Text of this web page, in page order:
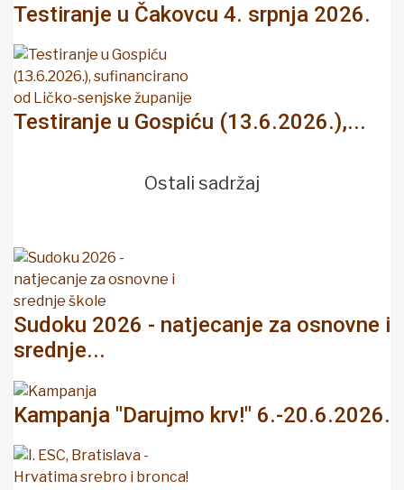
Testiranje u Čakovcu 4. srpnja 2026.
Testiranje u Gospiću (13.6.2026.),...
Ostali sadržaj
Sudoku 2026 - natjecanje za osnovne i
srednje...
Kampanja "Darujmo krv!" 6.-20.6.2026.